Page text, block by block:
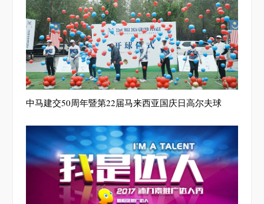
中马建交50周年暨第22届马来西亚国庆日高尔夫球